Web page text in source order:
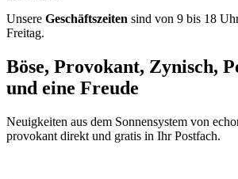
Unsere Geschäftszeiten sind von 9 bis 18
Freitag.
Böse, Provokant, Zynisch,
und eine Freude
Neuigkeiten aus dem Sonnensystem von
provokant direkt und gratis in Ihr Postfach.